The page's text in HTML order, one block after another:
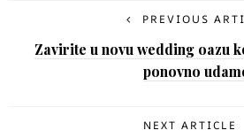
PREVIOUS
Zavirite u novu wedding oazu
ponovno
NEXT ARTICLE